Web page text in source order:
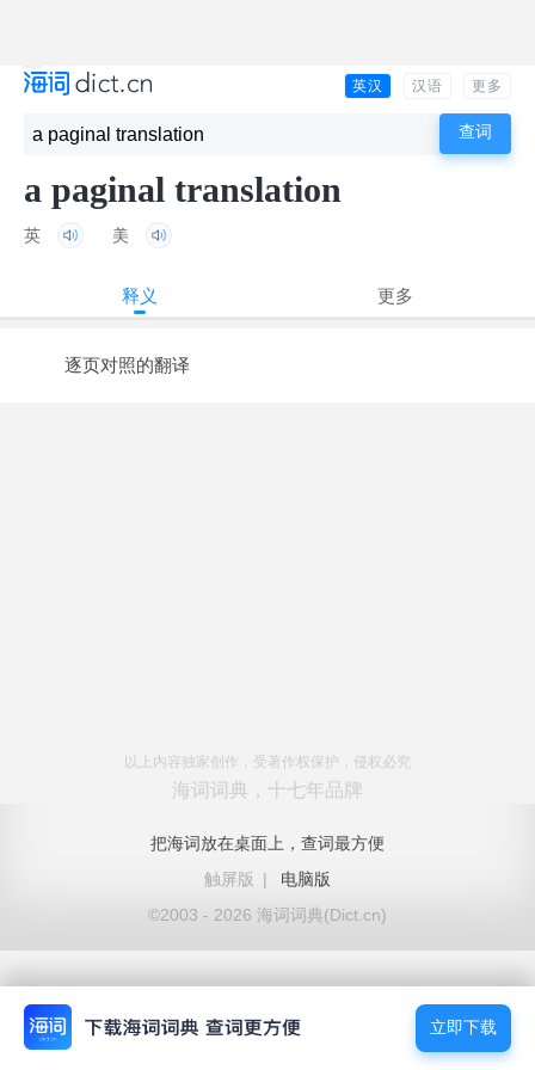
英汉 汉语 更多
a paginal translation
英 美
释义 更多
逐页对照的翻译
以上内容独家创作，受著作权保护，侵权必究
海词词典，十七年品牌
把海词放在桌面上，查词最方便
触屏版
|
电脑版
©2003 - 2026 海词词典(Dict.cn)
立即下载
立即下载